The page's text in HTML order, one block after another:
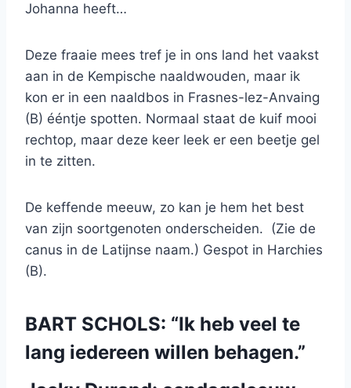
Johanna heeft…
Deze fraaie mees tref je in ons land het vaakst
aan in de Kempische naaldwouden, maar ik
kon er in een naaldbos in Frasnes-lez-Anvaing
(B) ééntje spotten. Normaal staat de kuif mooi
rechtop, maar deze keer leek er een beetje gel
in te zitten.
De keffende meeuw, zo kan je hem het best
van zijn soortgenoten onderscheiden. (Zie de
canus in de Latijnse naam.) Gespot in Harchies
(B).
BART SCHOLS: “Ik heb veel te
lang iedereen willen behagen.”